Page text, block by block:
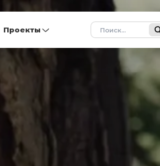
Проекты Поиск